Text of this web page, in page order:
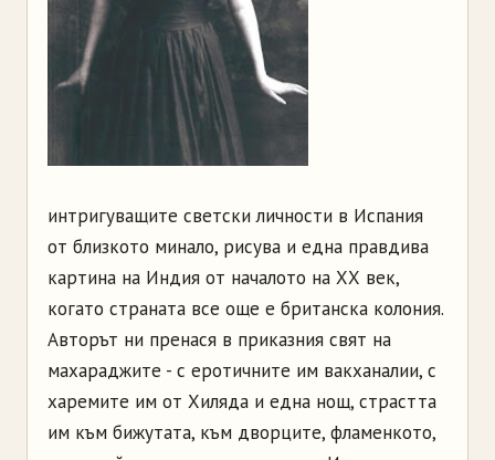
интригуващите светски личности в Испания
от близкото минало, рисува и една правдива
картина на Индия от началото на ХХ век,
когато страната все още е британска колония.
Авторът ни пренася в приказния свят на
махараджите - с еротичните им вакханалии, с
харемите им от Хиляда и една нощ, страстта
им към бижутата, към дворците, фламенкото,